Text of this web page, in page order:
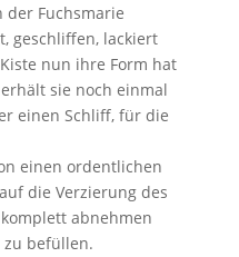
Fuchsmarie
geschliffen, lackiert
nun ihre Form hat
sie noch einmal
einen Schliff, für die
einen ordentlichen
die Verzierung des
abnehmen
befüllen.